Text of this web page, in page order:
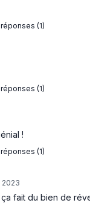
(1)
(1)
!
(1)
2023
fait du bien de